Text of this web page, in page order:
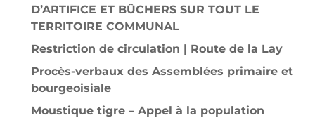
D’ARTIFICE ET BÛCHERS SUR TOUT LE
TERRITOIRE COMMUNAL
Restriction de circulation | Route de la Lay
Procès-verbaux des Assemblées primaire et
bourgeoisiale
Moustique tigre – Appel à la population